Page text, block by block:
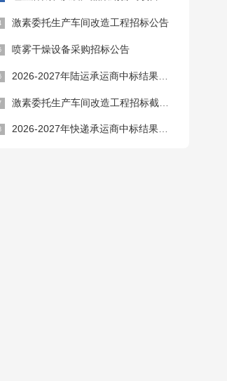
激素委托生产车间改造工程招标公告
喷雾干燥设备采购招标公告
2026-2027年陆运承运商中标结果公告
激素委托生产车间改造工程招标截止时间延期公告
2026-2027年快递承运商中标结果公告